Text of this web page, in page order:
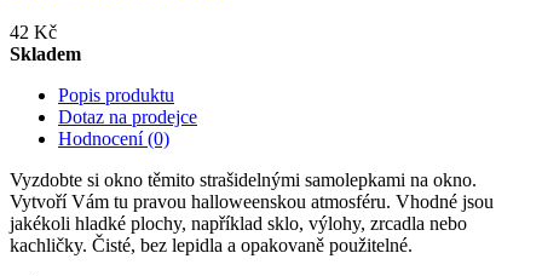
42 Kč
Skladem
Popis produktu
Dotaz na prodejce
Hodnocení (0)
Vyzdobte si okno těmito strašidelnými samolepkami na okno.
Vytvoří Vám tu pravou halloweenskou atmosféru. Vhodné jsou
jakékoli hladké plochy, například sklo, výlohy, zrcadla nebo
kachličky. Čisté, bez lepidla a opakovaně použitelné.